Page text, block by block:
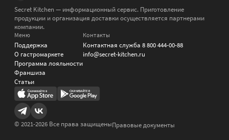
Secret Kitchen — информационный сервис. Приготовление
продукции и организация доставки осуществляется партнерами
компании.
Меню
Поддержка
О гастромаркете
Программа лояльности
Франшиза
Статьи
Контакты
Контактная служба 8 800 444-00-88
info@secret-kitchen.ru
© 2021-2026 Все права защищеныПравовые документы